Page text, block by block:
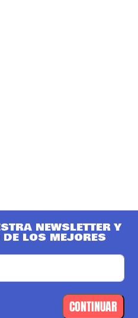
NEWSLETTER Y
DE LOS MEJORES
CONTINUAR